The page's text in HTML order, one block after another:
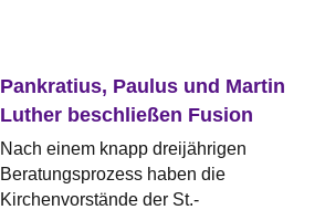
Pankratius, Paulus und Martin
Luther beschließen Fusion
Nach einem knapp dreijährigen
Beratungsprozess haben die
Kirchenvorstände der St.-